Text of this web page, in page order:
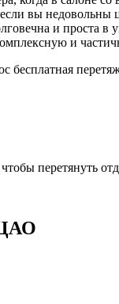
вы
и проста
и
бесплатная
перетянуть
ЦАО